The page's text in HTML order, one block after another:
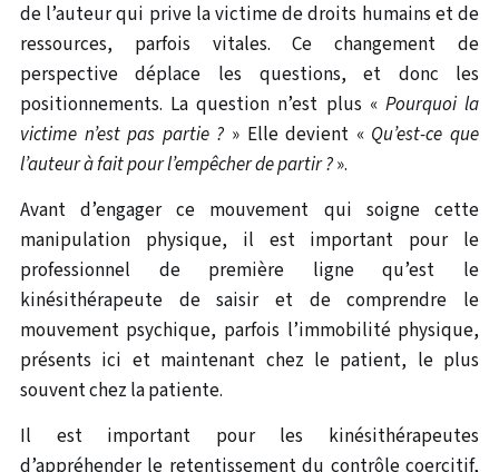
de l’auteur qui prive la victime de droits humains et de
ressources, parfois vitales. Ce changement de
perspective déplace les questions, et donc les
positionnements. La question n’est plus « Pourquoi la
victime n’est pas partie ? » Elle devient « Qu’est-ce que
l’auteur à fait pour l’empêcher de partir ?».
Avant d’engager ce mouvement qui soigne cette
manipulation physique, il est important pour le
professionnel de première ligne qu’est le
kinésithérapeute de saisir et de comprendre le
mouvement psychique, parfois l’immobilité physique,
présents ici et maintenant chez le patient, le plus
souvent chez la patiente.
Il est important pour les kinésithérapeutes
d’appréhender le retentissement du contrôle coercitif,